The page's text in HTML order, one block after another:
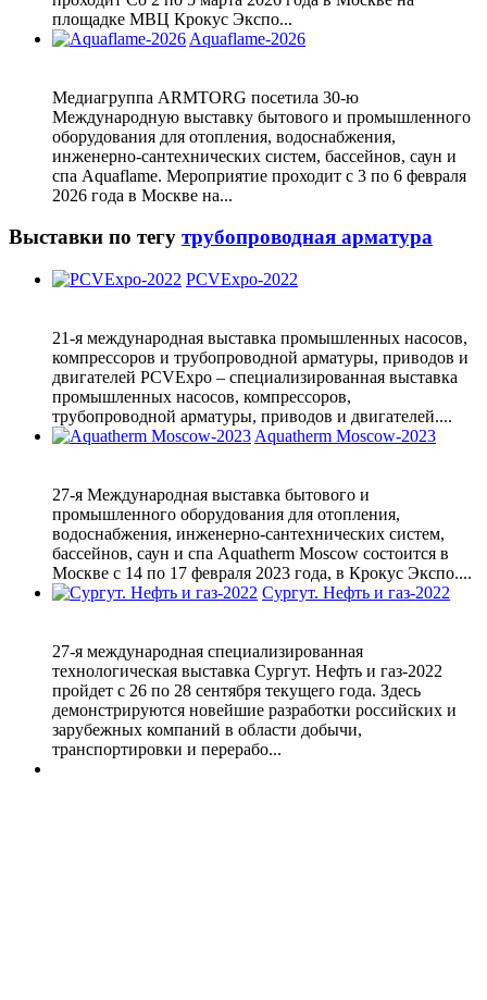
площадке МВЦ Крокус Экспо...
Aquaflame-2026
Медиагруппа ARMTORG посетила 30-ю
Международную выставку бытового и промышленного
оборудования для отопления, водоснабжения,
инженерно-сантехнических систем, бассейнов, саун и
спа Aquaflame. Мероприятие проходит с 3 по 6 февраля
2026 года в Москве на...
Выставки по тегу трубопроводная арматура
PCVExpo-2022
21-я международная выставка промышленных насосов,
компрессоров и трубопроводной арматуры, приводов и
двигателей PCVExpo – специализированная выставка
промышленных насосов, компрессоров,
трубопроводной арматуры, приводов и двигателей....
Aquatherm Moscow-2023
27-я Международная выставка бытового и
промышленного оборудования для отопления,
водоснабжения, инженерно-сантехнических систем,
бассейнов, саун и спа Aquatherm Moscow состоится в
Москве с 14 по 17 февраля 2023 года, в Крокус Экспо....
Сургут. Нефть и газ-2022
27-я международная специализированная
технологическая выставка Сургут. Нефть и газ-2022
пройдет с 26 по 28 сентября текущего года. Здесь
демонстрируются новейшие разработки российских и
зарубежных компаний в области добычи,
транспортировки и перерабо...